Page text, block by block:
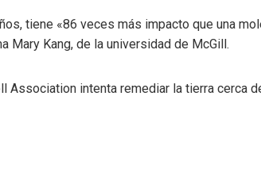
tiene «86 veces más impacto que una
Mary Kang, de la universidad de McGill.